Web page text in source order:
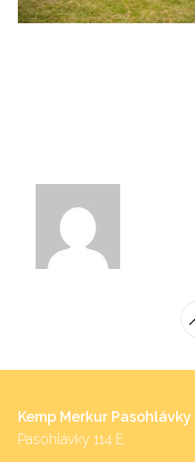
Kemp Merkur Pasohlávky
Pasohlávky 114 E